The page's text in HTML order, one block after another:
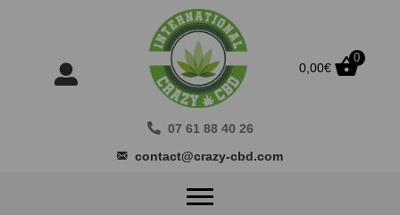
0,00€
0
07 61 88 40 26
contact@crazy-cbd.com